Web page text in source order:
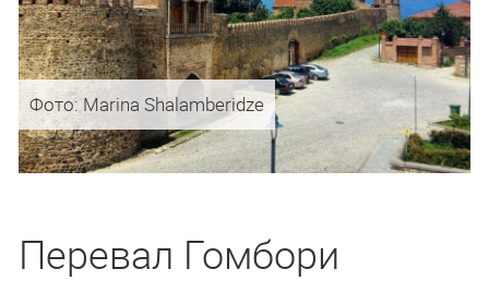
Фото: Marina Shalamberidze
Перевал Гомбори